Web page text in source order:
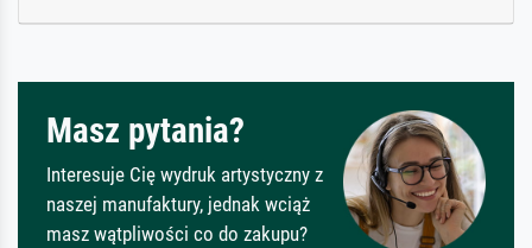
Masz pytania?
Interesuje Cię wydruk artystyczny z
naszej manufaktury, jednak wciąż
masz wątpliwości co do zakupu?